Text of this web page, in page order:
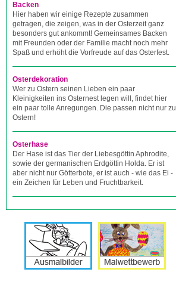
Backen
Hier haben wir einige Rezepte zusammen
getragen, die zeigen, was in der Osterzeit ganz
besonders gut ankommt! Gemeinsames Backen
mit Freunden oder der Familie macht noch mehr
Spaß und erhöht die Vorfreude auf das Osterfest.
Osterdekoration
Wer zu Ostern seinen Lieben ein paar
Kleinigkeiten ins Osternest legen will, findet hier
ein paar tolle Anregungen. Die passen nicht nur zu
Ostern!
Osterhase
Der Hase ist das Tier der Liebesgöttin Aphrodite,
sowie der germanischen Erdgöttin Holda. Er ist
aber nicht nur Götterbote, er ist auch - wie das Ei -
ein Zeichen für Leben und Fruchtbarkeit.